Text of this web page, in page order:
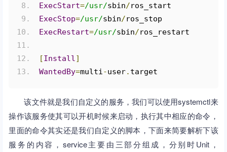
ExecStart=/usr/sbin/ros_start
ExecStop=/usr/sbin/ros_stop
ExecRestart=/usr/sbin/ros_restart
[Install]
WantedBy=multi-user. target
该文件就是我们自定义的服务，我们可以使用systemctl来
操作该服务使其可以开机时候来启动，执行其中相应的命令，
里面的命令其实还是我们自定义的脚本，下面来简要解析下该
服务的内容，service主要由三部分组成，分别时Unit，